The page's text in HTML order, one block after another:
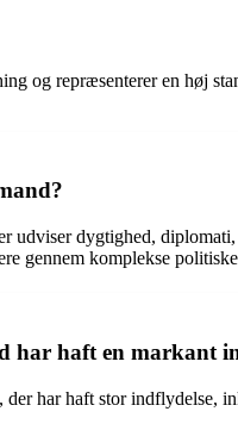
og repræsenterer en høj
udviser dygtighed,
gennem komplekse
har haft en markant
har haft stor indflydelse,